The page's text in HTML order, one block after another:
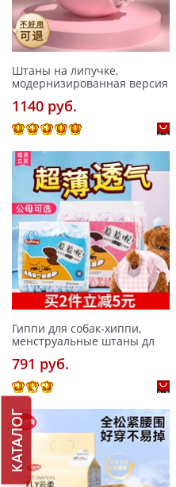
КАТАЛОГ
Штаны на липучке,
модернизированная версия
1140 pуб.
Гиппи для собак-хиппи,
менструальные штаны дл
791 pуб.